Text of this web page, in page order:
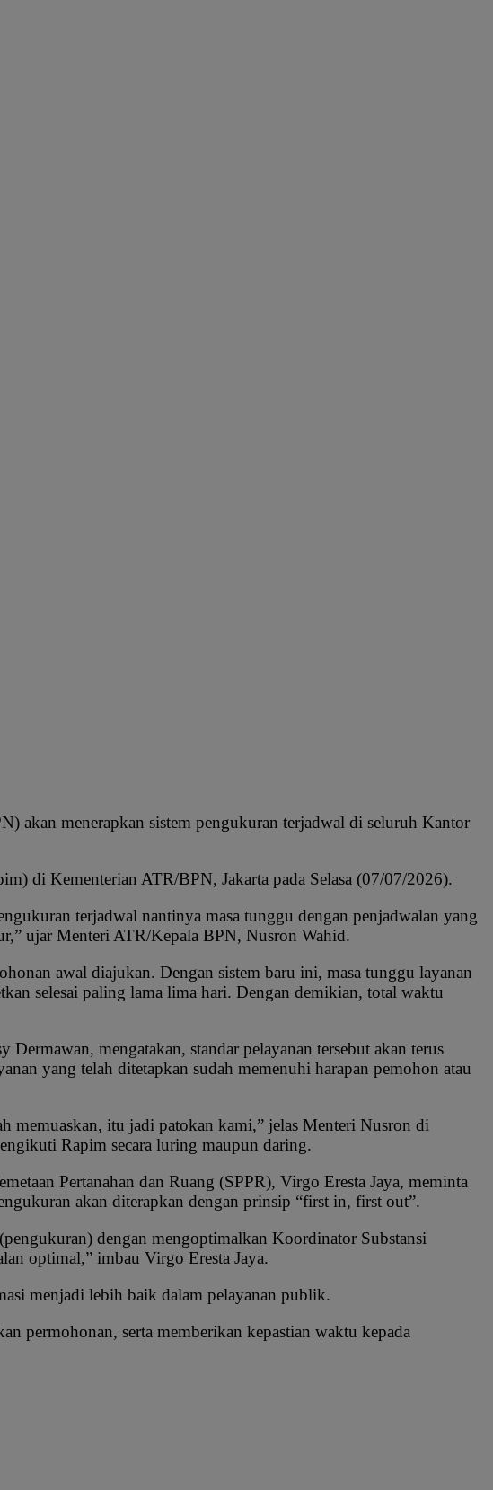
akan menerapkan sistem pengukuran terjadwal di seluruh Kantor
di Kementerian ATR/BPN, Jakarta pada Selasa (07/07/2026).
terjadwal nantinya masa tunggu dengan penjadwalan yang
ujar Menteri ATR/Kepala BPN, Nusron Wahid.
awal diajukan. Dengan sistem baru ini, masa tunggu layanan
selesai paling lama lima hari. Dengan demikian, total waktu
mengatakan, standar pelayanan tersebut akan terus
yang telah ditetapkan sudah memenuhi harapan pemohon atau
memuaskan, itu jadi patokan kami,” jelas Menteri Nusron di
Rapim secara luring maupun daring.
Pertanahan dan Ruang (SPPR), Virgo Eresta Jaya, meminta
akan diterapkan dengan prinsip “first in, first out”.
dengan mengoptimalkan Koordinator Substansi
optimal,” imbau Virgo Eresta Jaya.
menjadi lebih baik dalam pelayanan publik.
permohonan, serta memberikan kepastian waktu kepada